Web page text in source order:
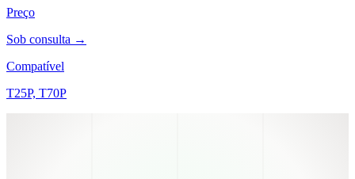
Preço
Sob consulta →
Compatível
T25P, T70P